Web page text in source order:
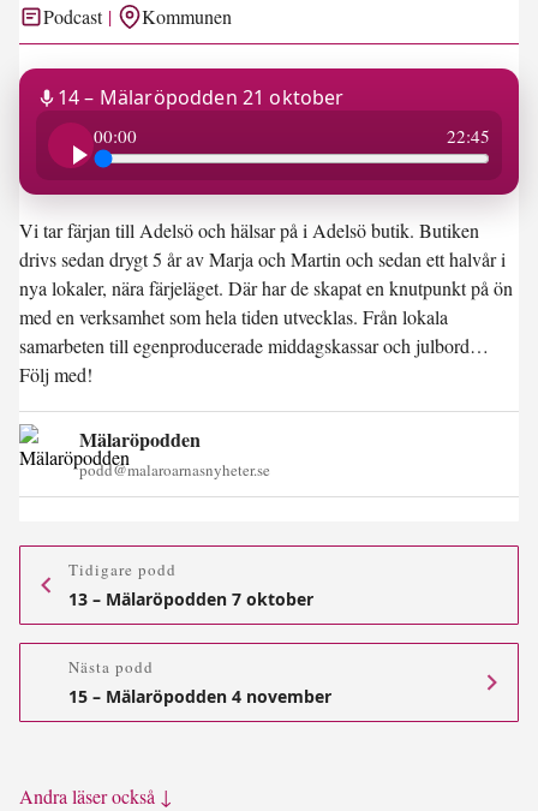
Podcast Kommunen
22:4514 – Mälaröpodden 21 oktober
00:00 22:45
Vi tar färjan till Adelsö och hälsar på i Adelsö butik. Butiken
drivs sedan drygt 5 år av Marja och Martin och sedan ett halvår i
nya lokaler, nära färjeläget. Där har de skapat en knutpunkt på ön
med en verksamhet som hela tiden utvecklas. Från lokala
samarbeten till egenproducerade middagskassar och julbord…
Följ med!
Mälaröpodden
podd@malaroarnasnyheter.se
Tidigare podd
13 – Mälaröpodden 7 oktober
Nästa podd
15 – Mälaröpodden 4 november
Andra läser också ↓